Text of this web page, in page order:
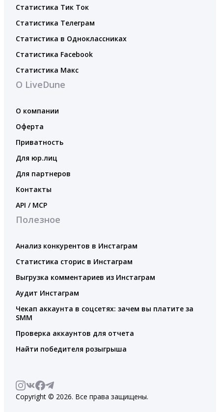
Статистика Тик Ток
Статистика Телеграм
Статистика в Одноклассниках
Статистика Facebook
Статистика Макс
О LiveDune
О компании
Оферта
Приватность
Для юр.лиц
Для партнеров
Контакты
API / MCP
Полезное
Анализ конкурентов в Инстаграм
Статистика сторис в Инстаграм
Выгрузка комментариев из Инстаграм
Аудит Инстаграм
Чекап аккаунта в соцсетях: зачем вы платите за
SMM
Проверка аккаунтов для отчета
Найти победителя розыгрыша
Copyright © 2026. Все права защищены.